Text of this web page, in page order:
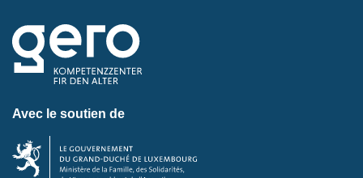
Avec le soutien de